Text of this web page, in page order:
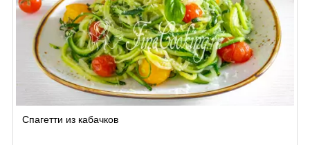
Спагетти из кабачков